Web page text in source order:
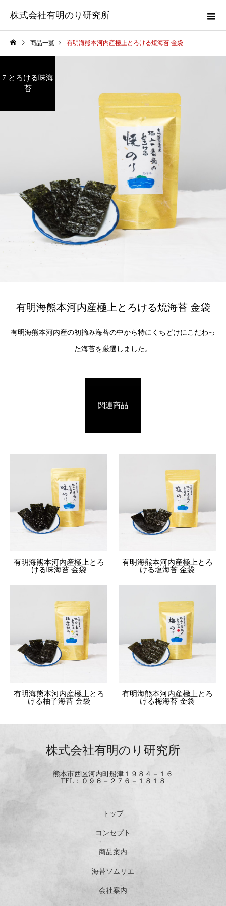
株式会社有明のり研究所
商品一覧 有明海熊本河内産極上とろける焼海苔 金袋
7 とろける味海
苔
有明海熊本河内産極上とろける焼海苔 金袋
有明海熊本河内産の初摘み海苔の中から特にくちどけにこだわっ
た海苔を厳選しました。
関連商品
有明海熊本河内産極上とろ
ける味海苔 金袋
有明海熊本河内産極上とろ
ける塩海苔 金袋
有明海熊本河内産極上とろ
ける柚子海苔 金袋
有明海熊本河内産極上とろ
ける梅海苔 金袋
株式会社有明のり研究所
熊本市西区河内町船津１９８４－１６
TEL：０９６－２７６－１８１８
トップ
コンセプト
商品案内
海苔ソムリエ
会社案内